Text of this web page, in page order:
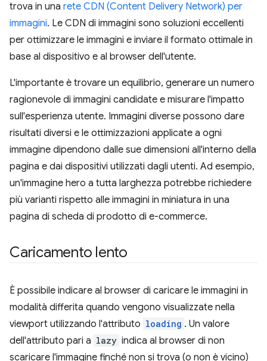
trova in una rete CDN (Content Delivery Network) per
immagini. Le CDN di immagini sono soluzioni eccellenti
per ottimizzare le immagini e inviare il formato ottimale in
base al dispositivo e al browser dell'utente.
L'importante è trovare un equilibrio, generare un numero
ragionevole di immagini candidate e misurare l'impatto
sull'esperienza utente. Immagini diverse possono dare
risultati diversi e le ottimizzazioni applicate a ogni
immagine dipendono dalle sue dimensioni all'interno della
pagina e dai dispositivi utilizzati dagli utenti. Ad esempio,
un'immagine hero a tutta larghezza potrebbe richiedere
più varianti rispetto alle immagini in miniatura in una
pagina di scheda di prodotto di e-commerce.
Caricamento lento
È possibile indicare al browser di caricare le immagini in
modalità differita quando vengono visualizzate nella
viewport utilizzando l'attributo loading . Un valore
dell'attributo pari a lazy indica al browser di non
scaricare l'immagine finché non si trova (o non è vicino)